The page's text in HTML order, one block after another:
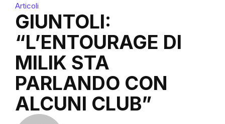
Articoli
GIUNTOLI:
“L’ENTOURAGE DI
MILIK STA
PARLANDO CON
ALCUNI CLUB”